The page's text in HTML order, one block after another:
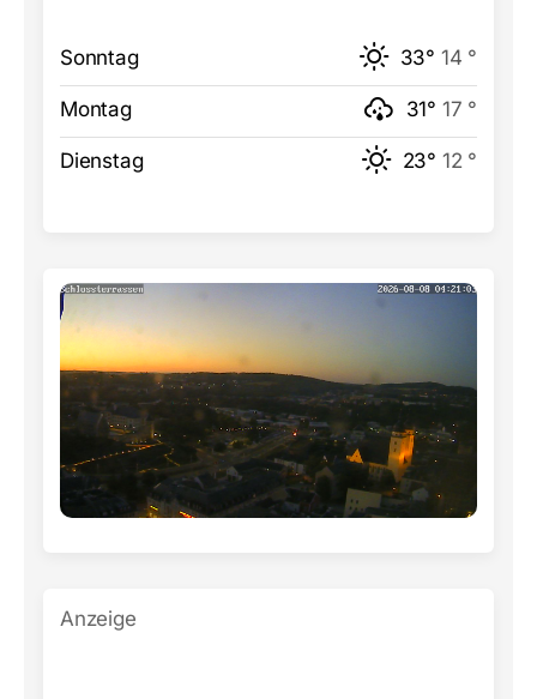
Sonntag 33° 14 °
Montag 31° 17 °
Dienstag 23° 12 °
Anzeige